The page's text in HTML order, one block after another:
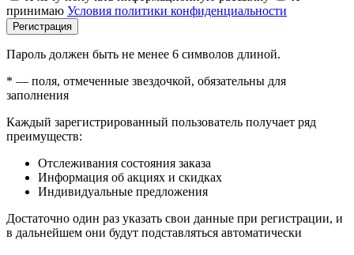
принимаю Условия политики конфиденциальности
Регистрация
Пароль должен быть не менее 6 символов длиной.
* — поля, отмеченные звездочкой, обязательны для
заполнения
Каждый зарегистрированный пользователь получает ряд
преимуществ:
Отслеживания состояния заказа
Информация об акциях и скидках
Индивидуальные предложения
Достаточно один раз указать свои данные при регистрации, и
в дальнейшем они будут подставляться автоматически